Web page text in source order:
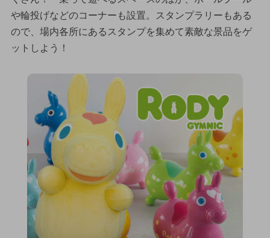
や輪投げなどのコーナーも設置。スタンプラリーもある
ので、場内各所にあるスタンプを集めて素敵な景品をゲ
ットしよう！